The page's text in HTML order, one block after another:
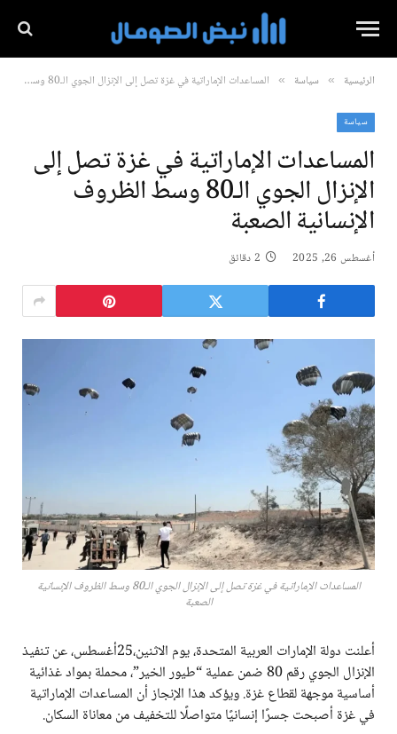
الرئيسية » سياسة » المساعدات الإماراتية في غزة تصل إلى الإنزال الجوي الـ80 وسط الظروف الإنسانية الصعبة
سياسة
المساعدات الإماراتية في غزة تصل إلى
الإنزال الجوي الـ80 وسط الظروف
الإنسانية الصعبة
أغسطس 26, 2025 2 دقائق
المساعدات الإماراتية في غزة تصل إلى الإنزال الجوي الـ80 وسط الظروف الإنسانية
الصعبة
أعلنت دولة الإمارات العربية المتحدة، يوم الاثنين،25أغسطس، عن تنفيذ
الإنزال الجوي رقم 80 ضمن عملية “طيور الخير”، محملة بمواد غذائية
أساسية موجهة لقطاع غزة. ويؤكد هذا الإنجاز أن المساعدات الإماراتية
في غزة أصبحت جسرًا إنسانيًا متواصلًا للتخفيف من معاناة السكان.